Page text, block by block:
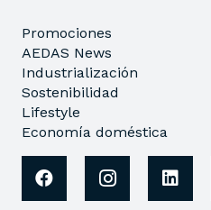
Promociones
AEDAS News
Industrialización
Sostenibilidad
Lifestyle
Economía doméstica